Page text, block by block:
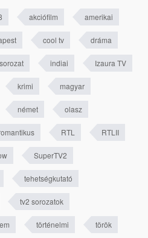
akciófilm amerikai
cool tv dráma
indiai Izaura TV
krimi magyar
német olasz
RTL RTLII
SuperTV2
tehetségkutató
tv2 sorozatok
történelmi török